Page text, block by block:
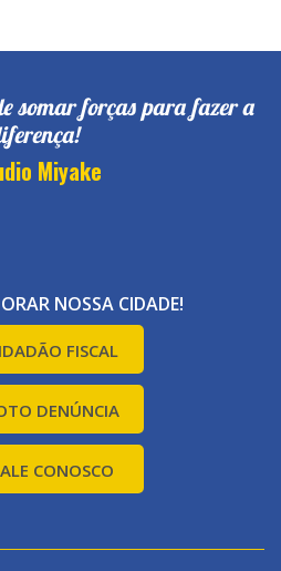
somar forças para fazer a
Miyake
NOSSA CIDADE!
FISCAL
DENÚNCIA
CONOSCO